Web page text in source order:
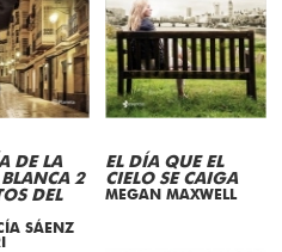
DE LA
2
DEL
SÁENZ
EL DÍA QUE EL
CIELO SE CAIGA
MEGAN MAXWELL